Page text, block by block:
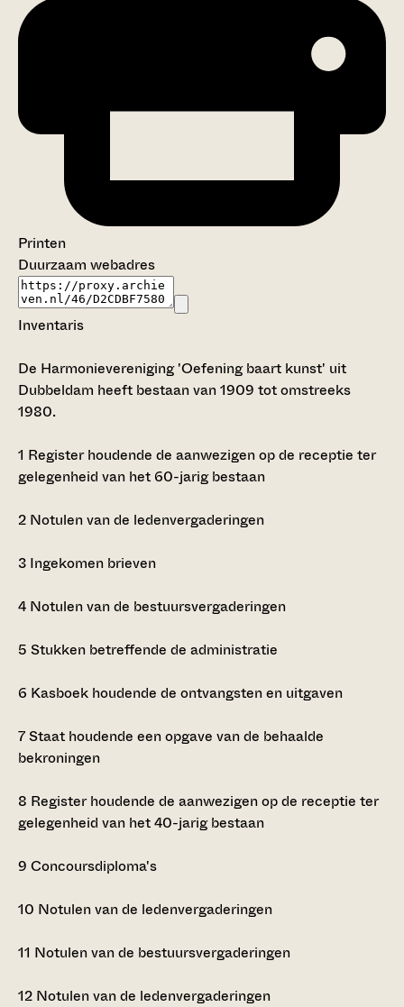
Printen
Duurzaam webadres
Inventaris
De Harmonievereniging 'Oefening baart kunst' uit
Dubbeldam heeft bestaan van 1909 tot omstreeks
1980.
1 Register houdende de aanwezigen op de receptie ter
gelegenheid van het 60-jarig bestaan
2 Notulen van de ledenvergaderingen
3 Ingekomen brieven
4 Notulen van de bestuursvergaderingen
5 Stukken betreffende de administratie
6 Kasboek houdende de ontvangsten en uitgaven
7Staat houdende een opgave van de behaalde
bekroningen
8 Register houdende de aanwezigen op de receptie ter
gelegenheid van het 40-jarig bestaan
9 Concoursdiploma's
10 Notulen van de ledenvergaderingen
11 Notulen van de bestuursvergaderingen
12 Notulen van de ledenvergaderingen